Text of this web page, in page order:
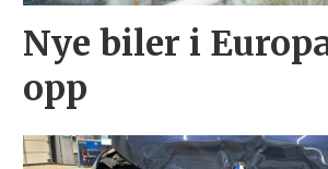
Nye biler i
opp